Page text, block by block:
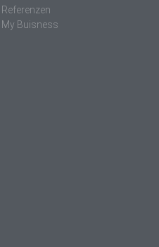
Referenzen
My Buisness